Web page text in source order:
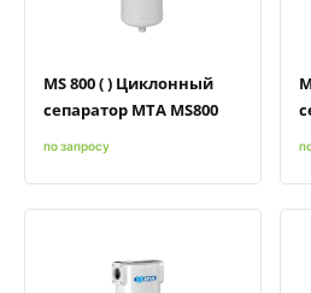
MS 800 ( ) Циклонный
сепаратор MTA MS800
по запросу